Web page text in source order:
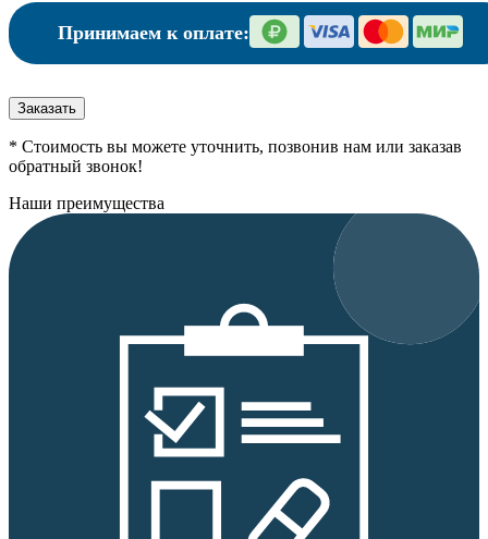
Принимаем к оплате:
Заказать
* Стоимость вы можете уточнить, позвонив нам или заказав
обратный звонок!
Наши преимущества